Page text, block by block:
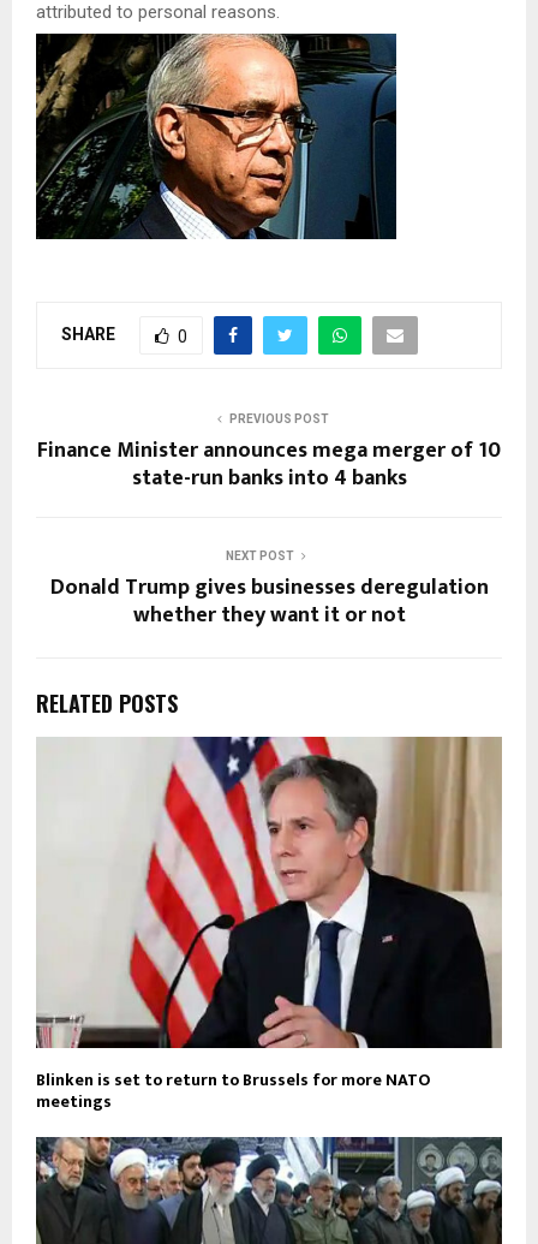
attributed to personal reasons.
SHARE 0
PREVIOUS POST
Finance Minister announces mega merger of 10
state-run banks into 4 banks
NEXT POST
Donald Trump gives businesses deregulation
whether they want it or not
RELATED POSTS
Blinken is set to return to Brussels for more NATO
meetings